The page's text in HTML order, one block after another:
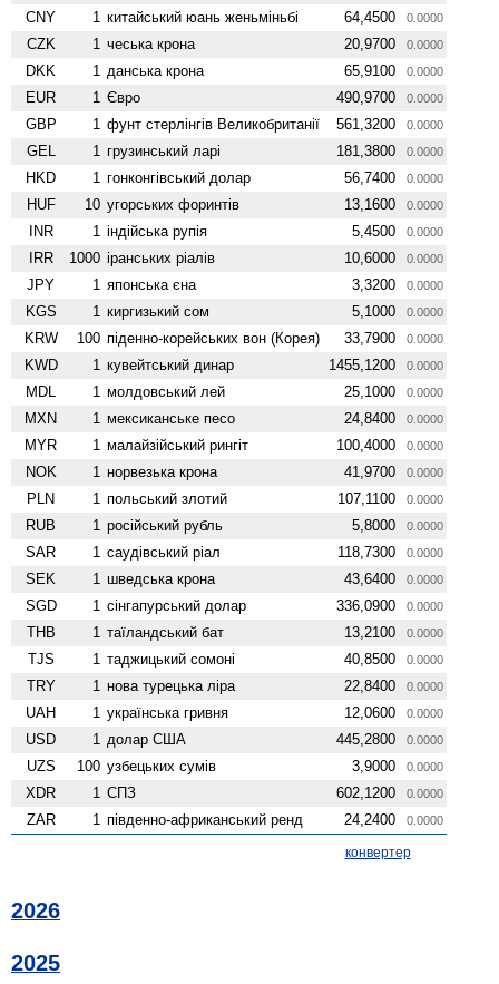
CNY 1 китайський юань женьмiньбi 64,4500 0.0000
CZK 1 чеська крона 20,9700 0.0000
DKK 1 данська крона 65,9100 0.0000
EUR 1 Євро 490,9700 0.0000
GBP 1 фунт стерлінгів Велико­британії 561,3200 0.0000
GEL 1 грузинський ларі 181,3800 0.0000
HKD 1 гонконгівський долар 56,7400 0.0000
HUF 10 угорських форинтів 13,1600 0.0000
INR 1 індійська рупія 5,4500 0.0000
IRR 1000 іранських ріалів 10,6000 0.0000
JPY 1 японська єна 3,3200 0.0000
KGS 1 киргизький сом 5,1000 0.0000
KRW 100 піденно-корейських вон (Корея) 33,7900 0.0000
KWD 1 кувейтський динар 1455,1200 0.0000
MDL 1 молдовський лей 25,1000 0.0000
MXN 1 мексиканське песо 24,8400 0.0000
MYR 1 малайзійський рингіт 100,4000 0.0000
NOK 1 норвезька крона 41,9700 0.0000
PLN 1 польський злотий 107,1100 0.0000
RUB 1 російський рубль 5,8000 0.0000
SAR 1 саудівський ріал 118,7300 0.0000
SEK 1 шведська крона 43,6400 0.0000
SGD 1 сінгапурський долар 336,0900 0.0000
THB 1 таїландський бат 13,2100 0.0000
TJS 1 таджицький сомоні 40,8500 0.0000
TRY 1 нова турецька ліра 22,8400 0.0000
UAH 1 українська гривня 12,0600 0.0000
USD 1 долар США 445,2800 0.0000
UZS 100 узбецьких сумів 3,9000 0.0000
XDR 1 СПЗ 602,1200 0.0000
ZAR 1 південно-африканський ренд 24,2400 0.0000
конвертер
2026
2025